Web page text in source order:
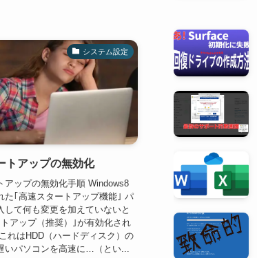
システム設定
トアップの無効化
アップの無効化手順 Windows8
た｢高速スタートアップ機能｣ パ
して何も変更を加えていないと
アップ（推奨）｣が有効化され
れはHDD（ハードディスク）の
いパソコンを高速に…（とい...